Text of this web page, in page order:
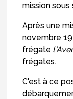
mission sous
Après une
novembre
frégate
frégates.
C'est à ce